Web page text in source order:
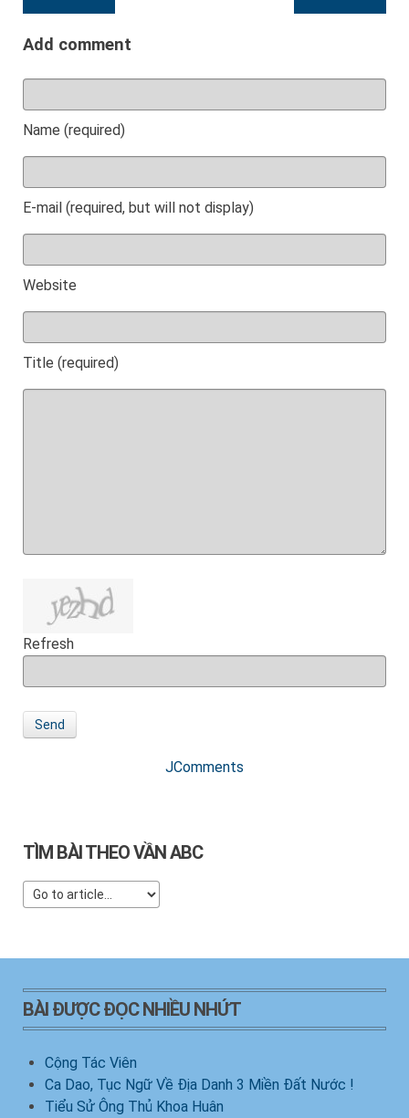
Add comment
Name (required)
E-mail (required, but will not display)
Website
Title (required)
Refresh
Send
JComments
TÌM BÀI THEO VẦN ABC
BÀI ĐƯỢC ĐỌC NHIỀU NHỨT
Cộng Tác Viên
Ca Dao, Tục Ngữ Về Địa Danh 3 Miền Đất Nước !
Tiểu Sử Ông Thủ Khoa Huân